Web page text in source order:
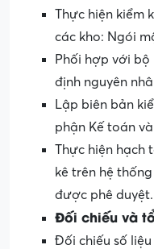
Thực hiện kiểm
các kho: Ngói
Phối hợp với bộ
định nguyên
Lập biên bản
phận Kế toán
Thực hiện hạch
kê trên hệ
được phê duyệt.
Đối chiếu và
Đối chiếu số